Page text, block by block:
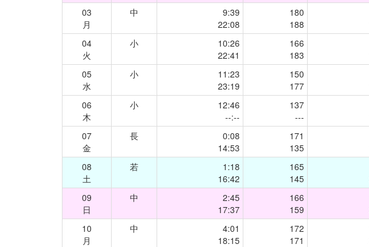
03
月
中
9:39
22:08
180
188
04
火
小
10:26
22:41
166
183
05
水
小
11:23
23:19
150
177
06
木
小
12:46
--:--
137
---
07
金
長
0:08
14:53
171
135
08
土
若
1:18
16:42
165
145
09
日
中
2:45
17:37
166
159
10
月
中
4:01
18:15
172
171